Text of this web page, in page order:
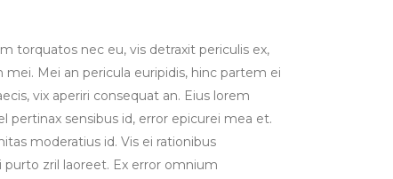
torquatos nec eu, vis detraxit periculis ex,
mei. Mei an pericula euripidis, hinc partem ei
vix aperiri consequat an. Eius lorem
pertinax sensibus id, error epicurei mea et.
moderatius id. Vis ei rationibus
purto zril laoreet. Ex error omnium